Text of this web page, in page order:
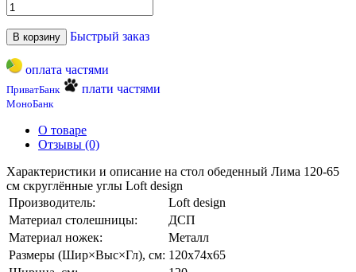
В корзину Быстрый заказ
оплата частями
ПриватБанк плати частями
МоноБанк
О товаре
Отзывы (0)
Характеристики и описание на стол обеденный Лима 120-65
см скруглённые углы Loft design
Производитель:
Loft design
Материал столешницы:
ДСП
Материал ножек:
Металл
Размеры (Шир×Выс×Гл), см: 120х74х65